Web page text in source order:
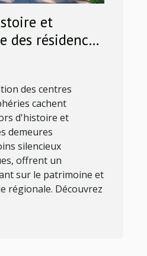
et
des résidences
périphérie
des centres
cachent
d'histoire et
demeures
silencieux
offrent un
sur le patrimoine et
régionale. Découvrez